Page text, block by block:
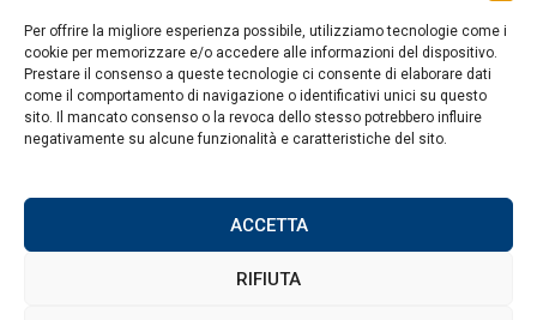
Per offrire la migliore esperienza possibile, utilizziamo tecnologie come i
cookie per memorizzare e/o accedere alle informazioni del dispositivo.
Prestare il consenso a queste tecnologie ci consente di elaborare dati
come il comportamento di navigazione o identificativi unici su questo
sito. Il mancato consenso o la revoca dello stesso potrebbero influire
negativamente su alcune funzionalità e caratteristiche del sito.
ACCETTA
RIFIUTA
ANALISI E OPINIONI
SPORT CULTURA VIAGGI
Contatti
Informativa sulla privacy